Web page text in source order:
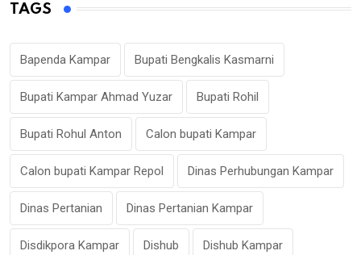
TAGS
Bapenda Kampar Bupati Bengkalis Kasmarni
Bupati Kampar Ahmad Yuzar Bupati Rohil
Bupati Rohul Anton Calon bupati Kampar
Calon bupati Kampar Repol Dinas Perhubungan Kampar
Dinas Pertanian Dinas Pertanian Kampar
Disdikpora Kampar Dishub Dishub Kampar